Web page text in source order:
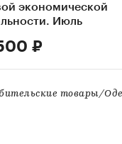
экономической
Июль
₽
товары/